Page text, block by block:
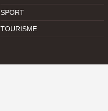
SPORT
TOURISME